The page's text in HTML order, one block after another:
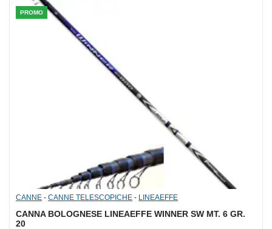
PROMO
CANNE - CANNE TELESCOPICHE - LINEAEFFE
CANNA BOLOGNESE LINEAEFFE WINNER SW MT. 6 GR.
20